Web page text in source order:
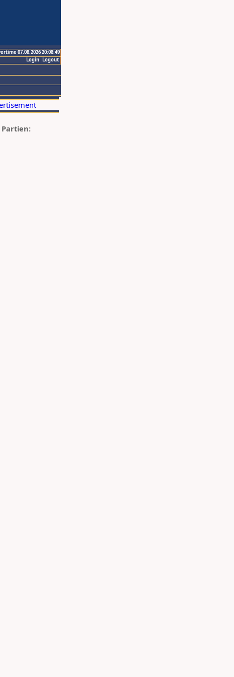
07.08.2026 20:08:49
Logout
Login
Partien: